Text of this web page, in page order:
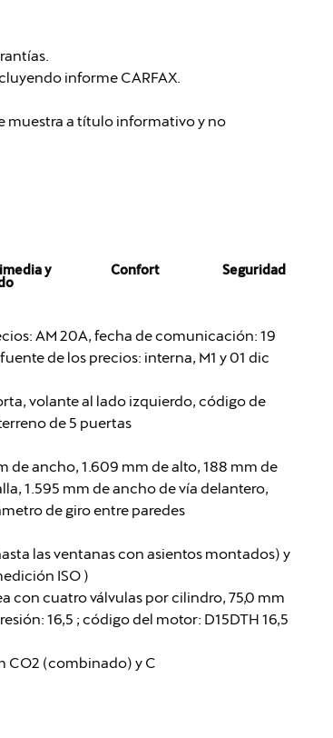
informe CARFAX.
muestra a título informativo y no
AM 20A, fecha de comunicación: 19
de los precios: interna, M1 y 01 dic
volante al lado izquierdo, código de
de 5 puertas
de ancho, 1.609 mm de alto, 188 mm de
1.595 mm de ancho de vía delantero,
de giro entre paredes
las ventanas con asientos montados) y
ISO )
con cuatro válvulas por cilindro, 75,0 mm
16,5 ; código del motor: D15DTH 16,5
CO2 (combinado) y C
y
Confort Seguridad